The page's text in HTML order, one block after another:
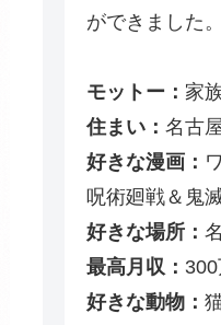
ができました。
モットー： 家
住まい： 名古
好きな漫画：
呪術廻戦＆鬼
好きな場所：
最高月収：
好きな動物：